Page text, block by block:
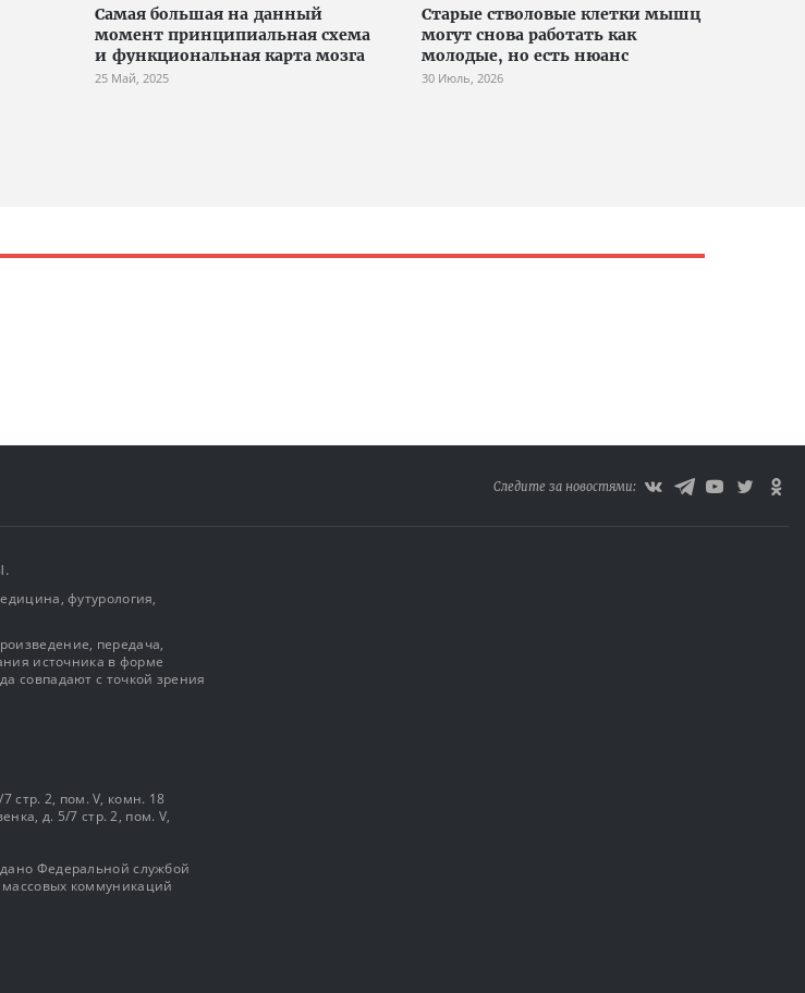
Cамая большая на данный
момент принципиальная схема
и функциональная карта мозга
25 Май, 2025
Старые стволовые клетки мышц
могут снова работать как
молодые, но есть нюанс
30 Июль, 2026
Следите за новостями:
футурология,
передача,
источника в форме
совпадают с точкой зрения
стр. 2, пом. V, комн. 18
д. 5/7 стр. 2, пом. V,
Федеральной службой
коммуникаций